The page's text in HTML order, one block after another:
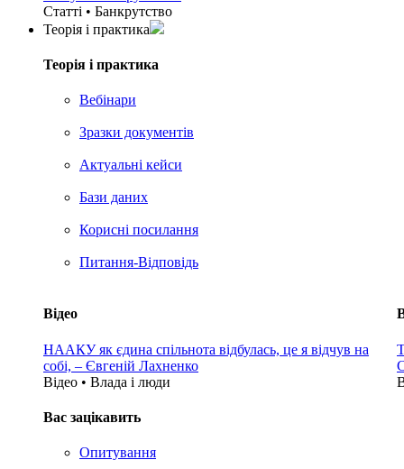
Статті • Банкрутство
Теорія i практика
Теорія i практика
Вебінари
Зразки документів
Актуальні кейси
Бази даних
Корисні посилання
Питання-Відповідь
Відео
НААКУ як єдина спільнота відбулась, це я відчув на
собі, – Євгеній Лахненко
Відео • Влада i люди
Вас зацікавить
Опитування